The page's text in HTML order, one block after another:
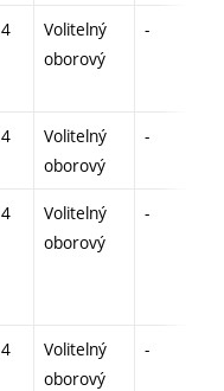
4
Volitelný
oborový
-
4
Volitelný
oborový
-
4
Volitelný
oborový
-
4
Volitelný
oborový
-